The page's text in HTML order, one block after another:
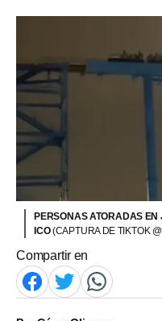
PERSONAS ATORADAS EN
ICO(CAPTURA DE TIKTOK
Compartir en